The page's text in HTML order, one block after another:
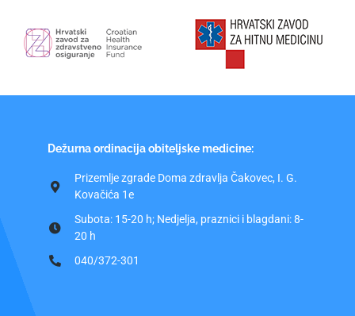
Dežurna ordinacija obiteljske medicine:
Prizemlje zgrade Doma zdravlja Čakovec, I. G.
Kovačića 1e
Subota: 15-20 h; Nedjelja, praznici i blagdani: 8-
20 h
040/372-301